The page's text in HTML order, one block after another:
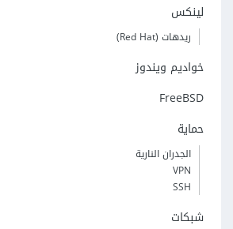
لينكس
ريدهات (Red Hat)
خواديم ويندوز
FreeBSD
حماية
الجدران النارية
VPN
SSH
شبكات